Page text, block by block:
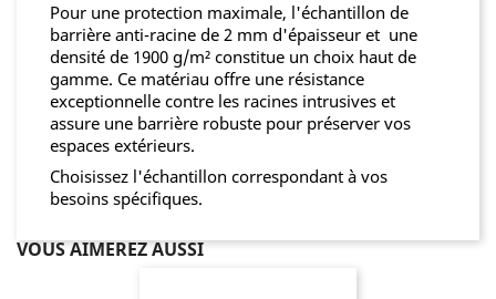
Pour une protection maximale, l'échantillon de
barrière anti-racine de 2 mm d'épaisseur et une
densité de 1900 g/m² constitue un choix haut de
gamme. Ce matériau offre une résistance
exceptionnelle contre les racines intrusives et
assure une barrière robuste pour préserver vos
espaces extérieurs.
Choisissez l'échantillon correspondant à vos
besoins spécifiques.
VOUS AIMEREZ AUSSI